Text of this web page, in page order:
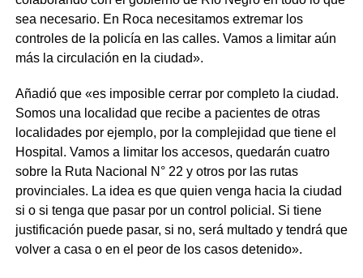
sea necesario. En Roca necesitamos extremar los
controles de la policía en las calles. Vamos a limitar aún
más la circulación en la ciudad».
Añadió que «es imposible cerrar por completo la ciudad.
Somos una localidad que recibe a pacientes de otras
localidades por ejemplo, por la complejidad que tiene el
Hospital. Vamos a limitar los accesos, quedarán cuatro
sobre la Ruta Nacional N° 22 y otros por las rutas
provinciales. La idea es que quien venga hacia la ciudad
si o si tenga que pasar por un control policial. Si tiene
justificación puede pasar, si no, será multado y tendrá que
volver a casa o en el peor de los casos detenido».